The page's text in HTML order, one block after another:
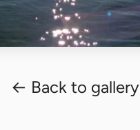
← Back to gallery